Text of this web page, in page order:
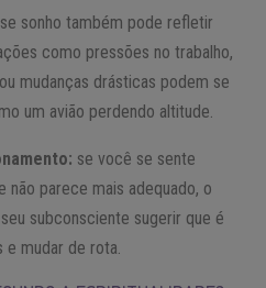
sonho também pode refletir
como pressões no trabalho,
mudanças drásticas podem se
um avião perdendo altitude.
se você se sente
não parece mais adequado, o
subconsciente sugerir que é
e mudar de rota.